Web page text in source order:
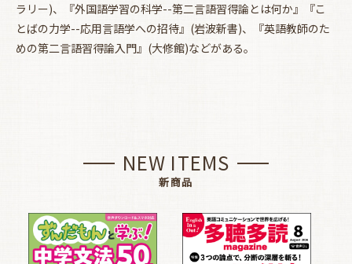
ラリー)、『外国語学習の科学--第二言語習得論とは何か』『こ
とばの力学--応用言語学への招待』(岩波新書)、『英語教師のた
めの第二言語習得論入門』(大修館)などがある。
NEW ITEMS
新商品